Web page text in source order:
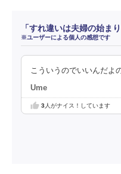
「すれ違いは夫婦の始
※ユーザーによる個人の感想です
こういうのでいいんだよ
Ume
3人がナイス！しています